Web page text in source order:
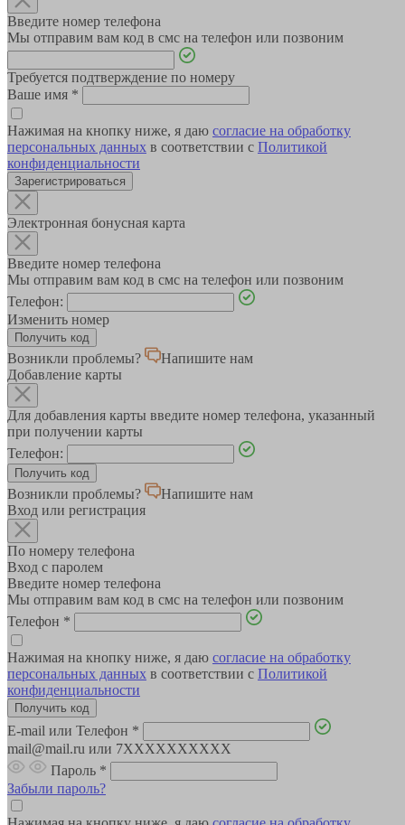
Введите номер телефона
Мы отправим вам код в смс на телефон или позвоним
Требуется подтверждение по номеру
Ваше имя *
Нажимая на кнопку ниже, я даю согласие на обработку
персональных данных в соответствии с Политикой
конфиденциальности
Зарегистрироваться
Электронная бонусная карта
Введите номер телефона
Мы отправим вам код в смс на телефон или позвоним
Телефон:
Изменить номер
Возникли проблемы?
Напишите нам
Добавление карты
Для добавления карты введите номер телефона, указанный
при получении карты
Телефон:
Возникли проблемы?
Напишите нам
Вход или регистрация
По номеру телефона
Вход с паролем
Введите номер телефона
Мы отправим вам код в смс на телефон или позвоним
Телефон *
Нажимая на кнопку ниже, я даю согласие на обработку
персональных данных в соответствии с Политикой
конфиденциальности
E-mail или Телефон *
mail@mail.ru или 7XXXXXXXXXX
Пароль *
Забыли пароль?